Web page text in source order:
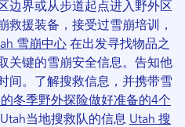
边界或从步道起点进入野外区
救援装备，接受过雪崩培训，
雪崩中心 在出发寻找物品之
关键的雪崩安全信息。告知他
间。了解搜救信息，并携带雪
冬季野外探险做好准备的4个
当地搜救队的信息 Utah 搜